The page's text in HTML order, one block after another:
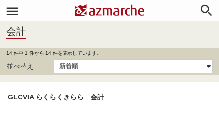


会計
14 件中 1 件から 14 件を表示しています。
並べ替え
GLOVIA らくらくきらら 会計